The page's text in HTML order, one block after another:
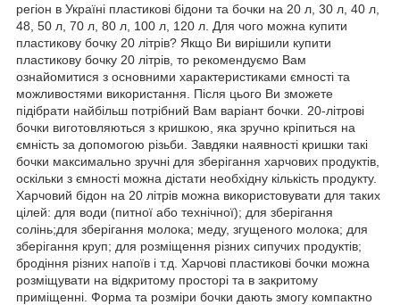
регіон в Україні пластикові бідони та бочки на 20 л, 30 л, 40 л,
48, 50 л, 70 л, 80 л, 100 л, 120 л. Для чого можна купити
пластикову бочку 20 літрів? Якщо Ви вирішили купити
пластикову бочку 20 літрів, то рекомендуємо Вам
ознайомитися з основними характеристиками ємності та
можливостями використання. Після цього Ви зможете
підібрати найбільш потрібний Вам варіант бочки. 20-літрові
бочки виготовляються з кришкою, яка зручно кріпиться на
ємність за допомогою різьби. Завдяки наявності кришки такі
бочки максимально зручні для зберігання харчових продуктів,
оскільки з ємності можна дістати необхідну кількість продукту.
Харчовий бідон на 20 літрів можна використовувати для таких
цілей: для води (питної або технічної); для зберігання
солінь;для зберігання молока; меду, згущеного молока; для
зберігання круп; для розміщення різних сипучих продуктів;
бродіння різних напоїв і т.д. Харчові пластикові бочки можна
розміщувати на відкритому просторі та в закритому
приміщенні. Форма та розміри бочки дають змогу компактно